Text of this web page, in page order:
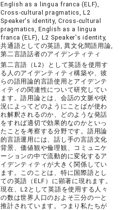
English as a lingua franca (ELF),
Cross-cultural pragmatics, L2
Speaker's identity, Cross-cultural
pragmatics, English as a lingua
franca (ELF), L2 Speaker's identity,
共通語としての英語, 異文化間語用論,
第二言語話者のアイデンティティ
第二言語（L2）として英語を使用す
る人のアイデンティティ構築や、彼
らの語用論的言語使用とアイデンテ
ィティの関連性について研究してい
ます。語用論とは、会話の文脈や状
況によってどのようにことばが使わ
れ解釈されるのか、どのような発話
をすれば適切で効果的なのかといっ
たことを考察する分野です。語用論
的言語運用には、話し手の言語文化
背景、価値観や倫理観、コミュニケ
ーションの中で流動的に変化するア
イデンティティが大きく関係してい
ます。このことは、特に国際語とし
ての英語（ELF）に顕著に現れます。
現在、L2として英語を使用する人々
の数は世界人口のおよそ三分の一と
推計されています。つまり私たちが